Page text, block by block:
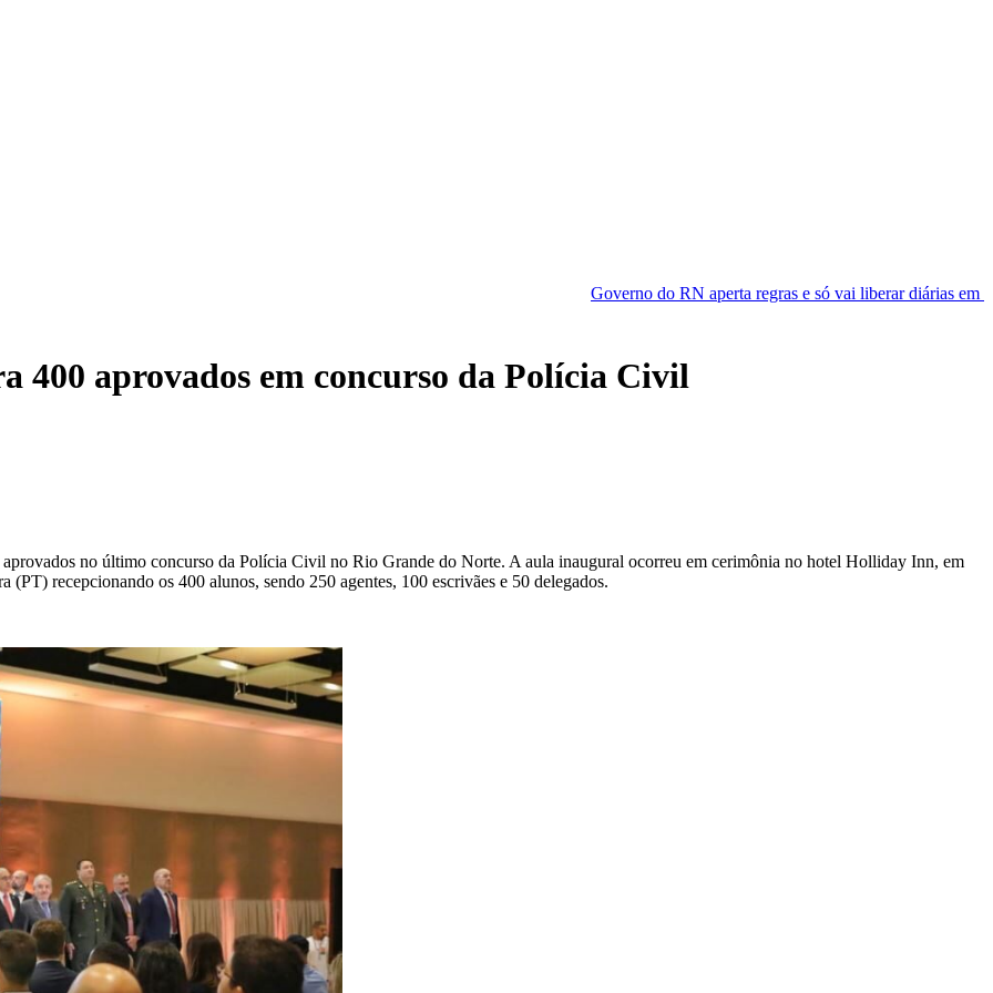
Governo do RN aperta regras e só vai liberar diárias em casos ‘essenciais’
400 aprovados em concurso da Polícia Civil
no último concurso da Polícia Civil no Rio Grande do Norte. A aula inaugural ocorreu em cerimônia no hotel Holliday Inn, em
recepcionando os 400 alunos, sendo 250 agentes, 100 escrivães e 50 delegados.